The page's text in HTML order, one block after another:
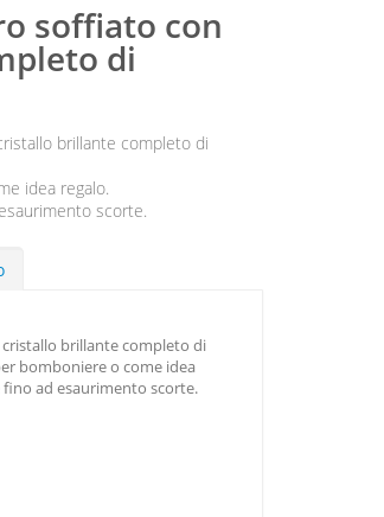
soffiato con
di
brillante completo di
idea regalo.
scorte.
brillante completo di
bomboniere o come idea
ad esaurimento scorte.